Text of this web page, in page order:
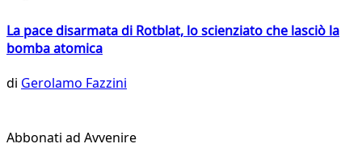
La pace disarmata di Rotblat, lo scienziato che lasciò la
bomba atomica
di Gerolamo Fazzini
Abbonati ad Avvenire